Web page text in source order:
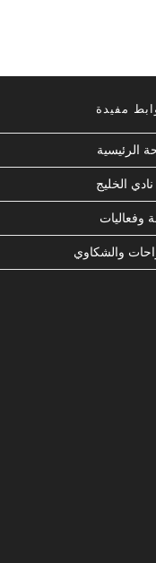
مفيدة
الرئيسية
الخليج
وفعاليات
والشكاوي